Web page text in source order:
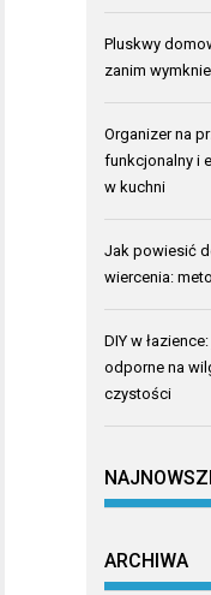
Pluskwy
zanim
Organizer na
funkcjonalny i
w kuchni
Jak powiesić
wiercenia:
DIY w
odporne na
czystości
ARCHIWA